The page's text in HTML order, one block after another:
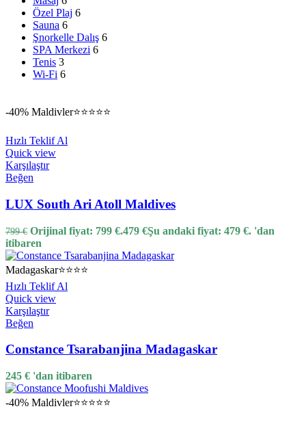
Özel Plaj 6
Sauna 6
Şnorkelle Dalış 6
SPA Merkezi 6
Tenis 3
Wi-Fi 6
-40% Maldivler⭐⭐⭐⭐⭐
Hızlı Teklif Al
Quick view
Karşılaştır
Beğen
LUX South Ari Atoll Maldives
799€ Orijinal fiyat: 799 €.479 €Şu andaki fiyat: 479 €. 'dan
itibaren
Madagaskar⭐⭐⭐⭐
Hızlı Teklif Al
Quick view
Karşılaştır
Beğen
Constance Tsarabanjina Madagaskar
245 € 'dan itibaren
-40% Maldivler⭐⭐⭐⭐⭐